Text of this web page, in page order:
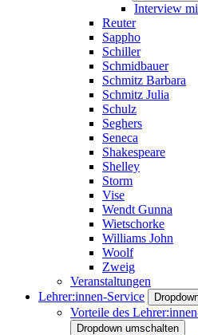
Interview
Reuter
Sappho
Schiller
Schmidbauer
Schmitz Barbara
Schmitz Julia
Schulz
Seghers
Seneca
Shakespeare
Shelley
Storm
Vise
Wendt Gunna
Wietschorke
Williams John
Woolf
Zweig
Veranstaltungen
Lehrer:innen-Service
Vorteile des
Dropdown umschalten